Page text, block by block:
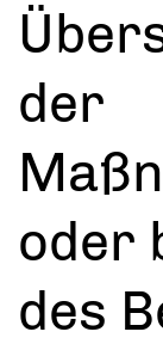
der
oder
des